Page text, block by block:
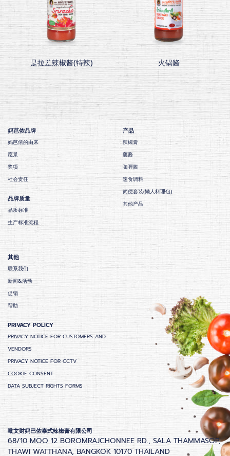
是拉差辣椒酱(特辣) 火锅酱
妈芭侬品牌
妈芭侬的由来
愿景
奖项
社会责任
品牌质量
品质标准
生产标准流程
产品
辣椒膏
蘸酱
咖喱酱
速食调料
简便套装(懒人料理包)
其他产品
其他
联系我们
新闻&活动
促销
帮助
PRIVACY POLICY
PRIVACY NOTICE FOR CUSTOMERS AND
VENDORS
PRIVACY NOTICE FOR CCTV
COOKIE CONSENT
DATA SUBJECT RIGHTS FORMS
吡文财妈巴侬泰式辣椒膏有限公司
68/10 MOO 12 BOROMRAJCHONNEE RD., SALA THAMMASOP,
THAWI WATTHANA, BANGKOK 10170 THAILAND